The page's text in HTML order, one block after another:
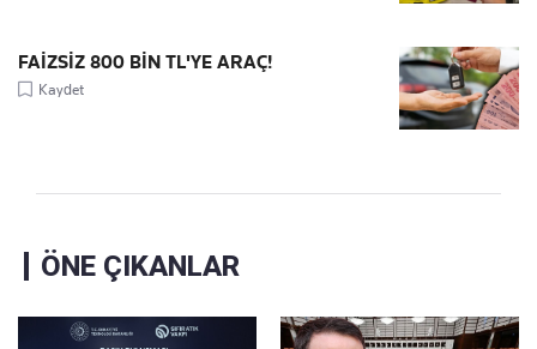
FAİZSİZ 800 BİN TL'YE ARAÇ!
Kaydet
ÖNE ÇIKANLAR